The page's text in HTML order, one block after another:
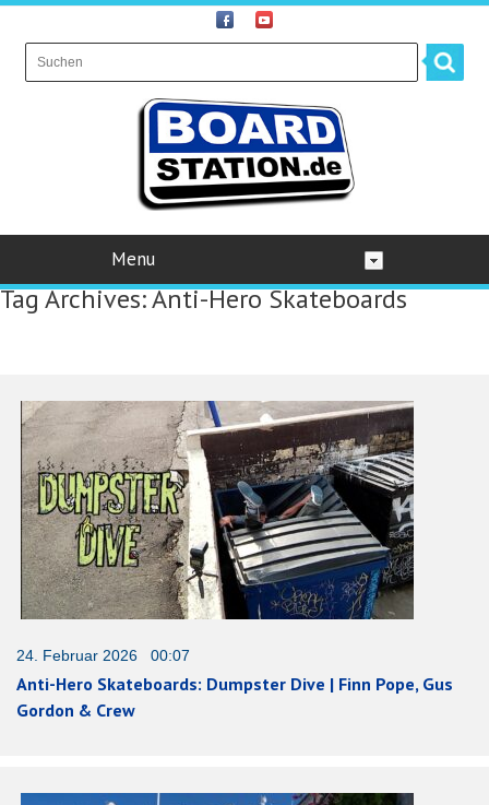
Menu
Tag Archives:Anti-Hero Skateboards
24. Februar 2026 00:07
Anti-Hero Skateboards: Dumpster Dive | Finn Pope, Gus
Gordon & Crew